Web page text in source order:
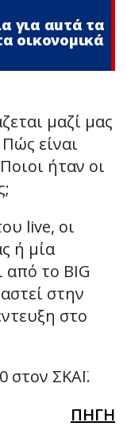
για αuτά τα
οικονομικά
μαζί μας
είναι
ήταν οι
live, οι
ή μία
από το BIG
στην
στο
στον ΣΚΑΪ.
ΠΗΓΗ